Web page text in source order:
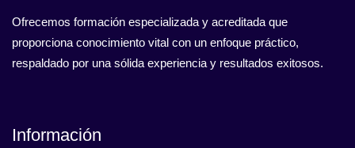
Ofrecemos formación especializada y acreditada que
proporciona conocimiento vital con un enfoque práctico,
respaldado por una sólida experiencia y resultados exitosos.
Información